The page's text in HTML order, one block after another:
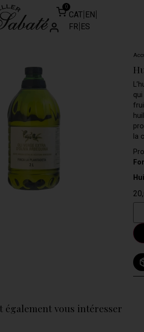
0
CAT EN
FR ES
la
également vous intéresser